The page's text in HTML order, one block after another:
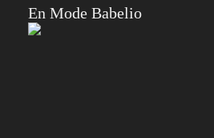
En Mode Babelio